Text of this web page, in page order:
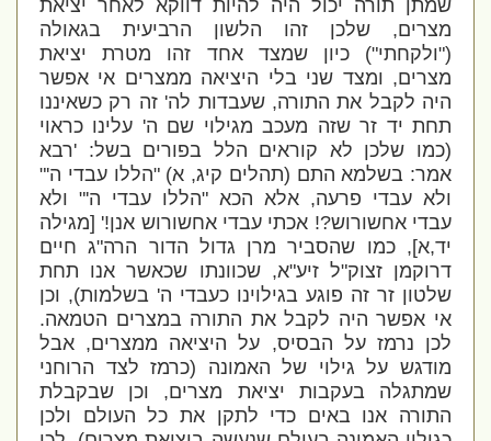
שמתן תורה יכול היה להיות דווקא לאחר יציאת
מצרים, שלכן זהו הלשון הרביעית בגאולה
("ולקחתי") כיון שמצד אחד זהו מטרת יציאת
מצרים, ומצד שני בלי היציאה ממצרים אי אפשר
היה לקבל את התורה, שעבדות לה' זה רק כשאיננו
תחת יד זר שזה מעכב מגילוי שם ה' עלינו כראוי
(כמו שלכן לא קוראים הלל בפורים בשל: ' רבא
אמר: בשלמא התם (תהלים קיג, א) "הללו עבדי ה'"
ולא עבדי פרעה, אלא הכא "הללו עבדי ה'" ולא
עבדי אחשורוש?! אכתי עבדי אחשורוש אנן!' [מגילה
יד,א], כמו שהסביר מרן גדול הדור הרה"ג חיים
דרוקמן זצוק"ל זיע"א, שכוונתו שכאשר אנו תחת
שלטון זר זה פוגע בגילוינו כעבדי ה' בשלמות), וכן
אי אפשר היה לקבל את התורה במצרים הטמאה.
לכן נרמז על הבסיס, על היציאה ממצרים, אבל
מודגש על גילוי של האמונה (כרמז לצד הרוחני
שמתגלה בעקבות יציאת מצרים, וכן שבקבלת
התורה אנו באים כדי לתקן את כל העולם ולכן